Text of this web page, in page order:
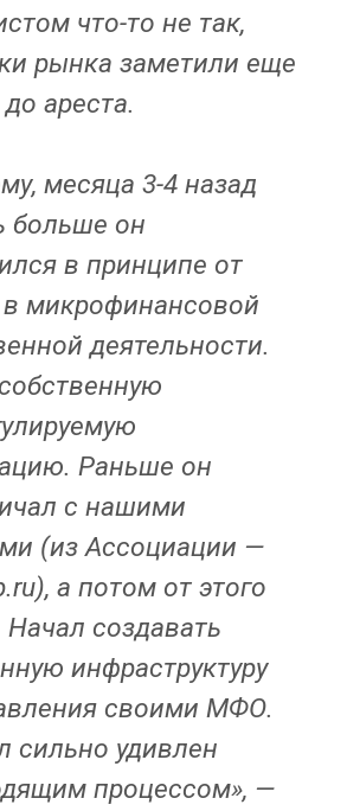
что-то не так,
рынка заметили еще
ареста.
месяца 3-4 назад
больше он
в принципе от
в микрофинансовой
деятельности.
Раньше он
с нашими
(из Ассоциации —
а потом от этого
создавать
инфраструктуру
своими МФО.
сильно удивлен
процессом», —